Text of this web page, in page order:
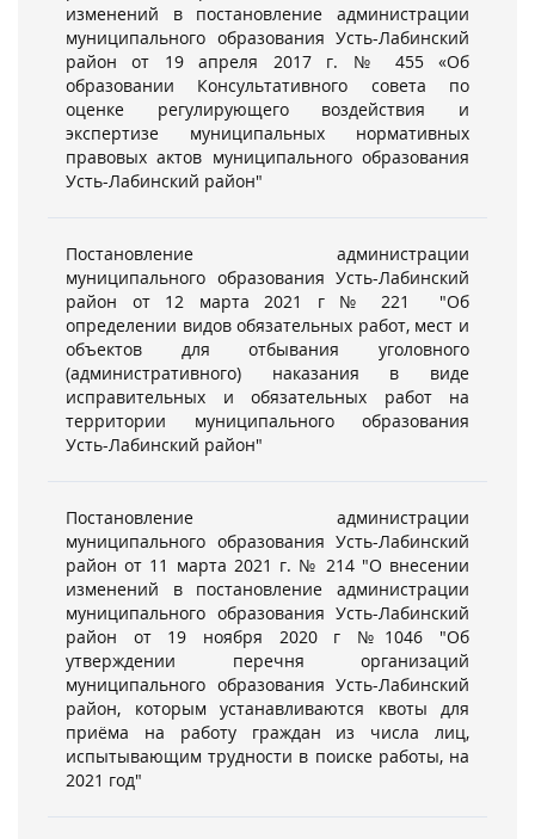
изменений в постановление администрации
муниципального образования Усть-Лабинский
район от 19 апреля 2017 г. № 455 «Об
образовании Консультативного совета по
оценке регулирующего воздействия и
экспертизе муниципальных нормативных
правовых актов муниципального образования
Усть-Лабинский район"
Постановление администрации
муниципального образования Усть-Лабинский
район от 12 марта 2021 г № 221 "Об
определении видов обязательных работ, мест и
объектов для отбывания уголовного
(административного) наказания в виде
исправительных и обязательных работ на
территории муниципального образования
Усть-Лабинский район"
Постановление администрации
муниципального образования Усть-Лабинский
район от 11 марта 2021 г. № 214 "О внесении
изменений в постановление администрации
муниципального образования Усть-Лабинский
район от 19 ноября 2020 г №1046 "Об
утверждении перечня организаций
муниципального образования Усть-Лабинский
район, которым устанавливаются квоты для
приёма на работу граждан из числа лиц,
испытывающим трудности в поиске работы, на
2021 год"